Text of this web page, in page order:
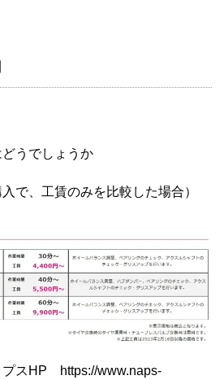
うでしょうか
で、工賃のみを比較した場合）
プスHP https://www.naps-